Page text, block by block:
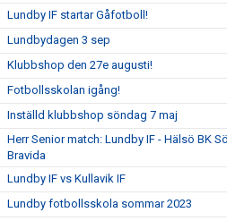
Lundby IF startar Gåfotboll!
Lundbydagen 3 sep
Klubbshop den 27e augusti!
Fotbollsskolan igång!
Inställd klubbshop söndag 7 maj
Herr Senior match: Lundby IF - Hälsö BK
Bravida
Lundby IF vs Kullavik IF
Lundby fotbollsskola sommar 2023